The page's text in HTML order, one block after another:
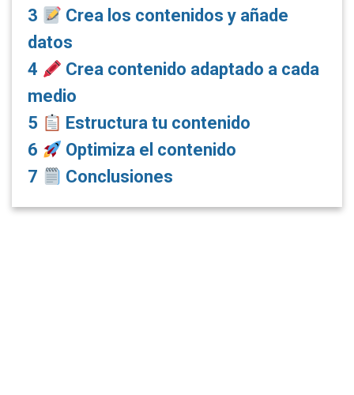
3
Crea los contenidos y añade
datos
4
Crea contenido adaptado a cada
medio
5
Estructura tu contenido
6
Optimiza el contenido
7
Conclusiones